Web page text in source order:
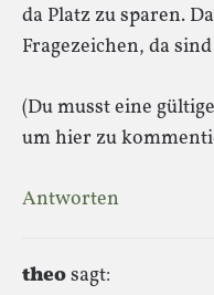
da Platz zu sparen.
Fragezeichen, da
(Du musst eine
um hier zu
Antworten
theosagt: